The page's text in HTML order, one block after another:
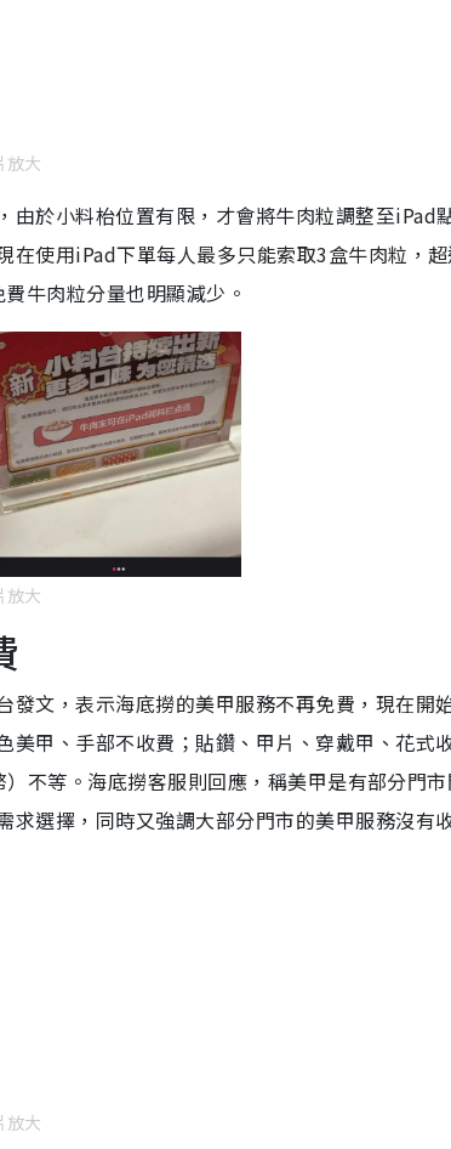
放大
於小料枱位置有限，才會將牛肉粒調整至iPad
使用iPad下單每人最多只能索取3盒牛肉粒，
牛肉粒分量也明顯減少。
放大
文，表示海底撈的美甲服務不再免費，現在開
甲、手部不收費；貼鑽、甲片、穿戴甲、花式
不等。海底撈客服則回應，稱美甲是有部分門
選擇，同時又強調大部分門市的美甲服務沒有
放大